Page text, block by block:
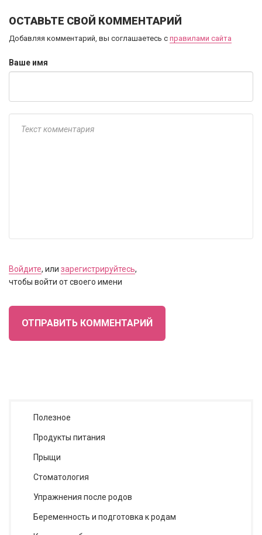
ОСТАВЬТЕ СВОЙ КОММЕНТАРИЙ
Добавляя комментарий, вы соглашаетесь с правилами сайта
Ваше имя
Войдите, или зарегистрируйтесь,
чтобы войти от своего имени
ОТПРАВИТЬ КОММЕНТАРИЙ
Полезное
Продукты питания
Прыщи
Стоматология
Упражнения после родов
Беременность и подготовка к родам